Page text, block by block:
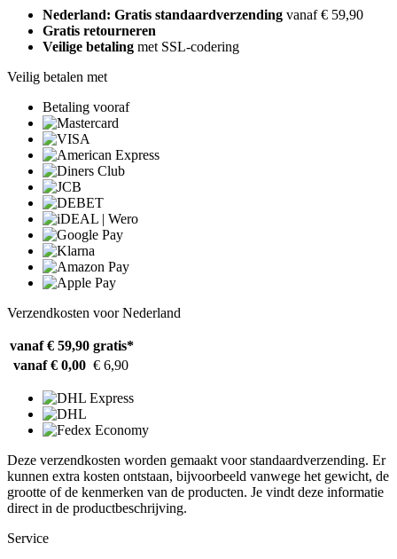
Nederland: Gratis standaardverzending vanaf € 59,90
Gratis retourneren
Veilige betaling met SSL-codering
Veilig betalen met
Betaling vooraf
Verzendkosten voor Nederland
vanaf € 59,90 gratis*
vanaf € 0,00 € 6,90
Deze verzendkosten worden gemaakt voor standaardverzending. Er
kunnen extra kosten ontstaan, bijvoorbeeld vanwege het gewicht, de
grootte of de kenmerken van de producten. Je vindt deze informatie
direct in de productbeschrijving.
Service